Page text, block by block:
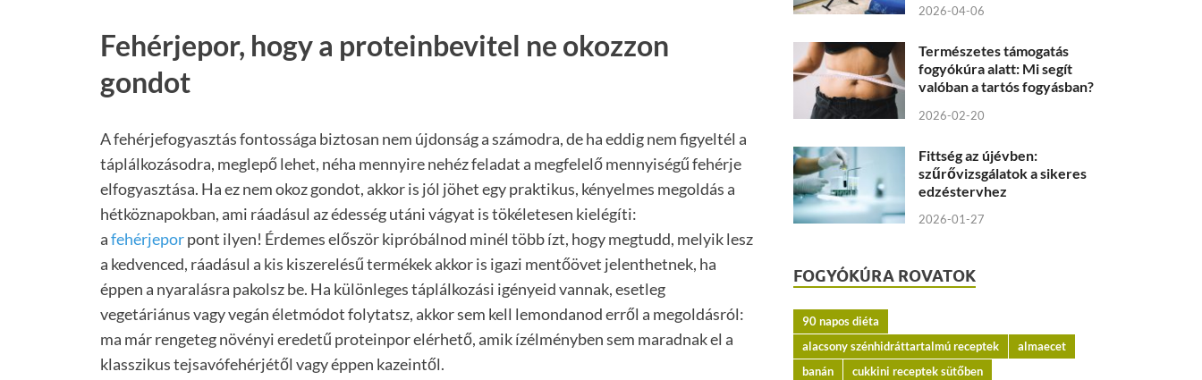
Fehérjepor, hogy a proteinbevitel ne okozzon
gondot
A fehérjefogyasztás fontossága biztosan nem újdonság a számodra, de ha eddig nem figyeltél a
táplálkozásodra, meglepő lehet, néha mennyire nehéz feladat a megfelelő mennyiségű fehérje
elfogyasztása. Ha ez nem okoz gondot, akkor is jól jöhet egy praktikus, kényelmes megoldás a
hétköznapokban, ami ráadásul az édesség utáni vágyat is tökéletesen kielégíti:
afehérjeporpont ilyen! Érdemes először kipróbálnod minél több ízt, hogy megtudd, melyik lesz
a kedvenced, ráadásul a kis kiszerelésű termékek akkor is igazi mentőövet jelenthetnek, ha
éppen a nyaralásra pakolsz be. Ha különleges táplálkozási igényeid vannak, esetleg
vegetáriánus vagy vegán életmódot folytatsz, akkor sem kell lemondanod erről a megoldásról:
ma már rengeteg növényi eredetű proteinpor elérhető, amik ízélményben sem maradnak el a
klasszikus tejsavófehérjétől vagy éppen kazeintől.
2026-04-06
Természetes támogatás
fogyókúra alatt: Mi segít
valóban a tartós fogyásban?
2026-02-20
Fittség az újévben:
szűrővizsgálatok a sikeres
edzéstervhez
2026-01-27
FOGYÓKÚRA ROVATOK
90 napos diéta
alacsony szénhidráttartalmú receptek
almaecet
banán
cukkini receptek sütőben